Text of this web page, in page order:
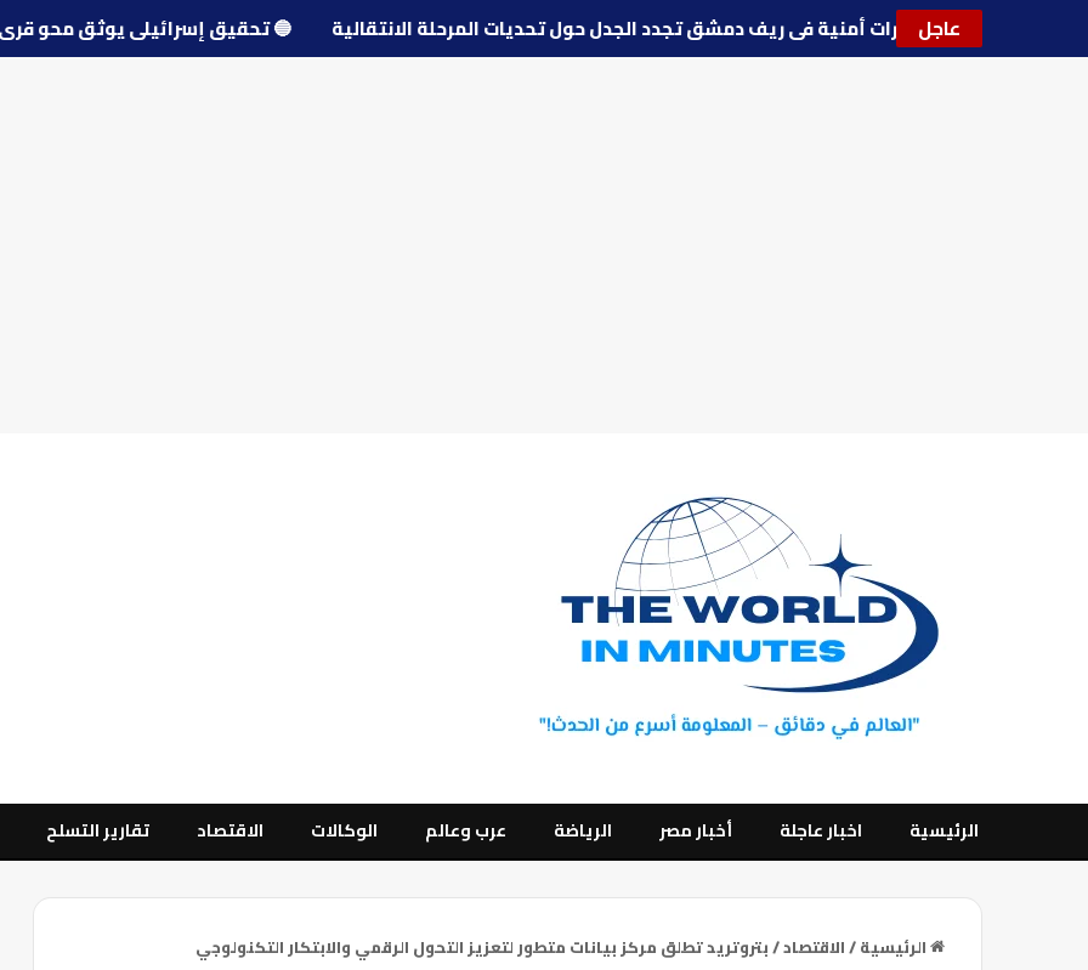
عاجل 🔵توترات أمنية في ريف دمشق تجدد الجدل حول تحديات المرحلة الانتقالية 🔵تحقيق إسرائيلي يوثق
الرئيسية اخبار عاجلة أخبار مصر الرياضة عرب وعالم الوكالات الاقتصاد تقارير التسلح
الرئيسية/الاقتصاد/بتروتريد تطلق مركز بيانات متطور لتعزيز التحول الرقمي والابتكار التكنولوجي